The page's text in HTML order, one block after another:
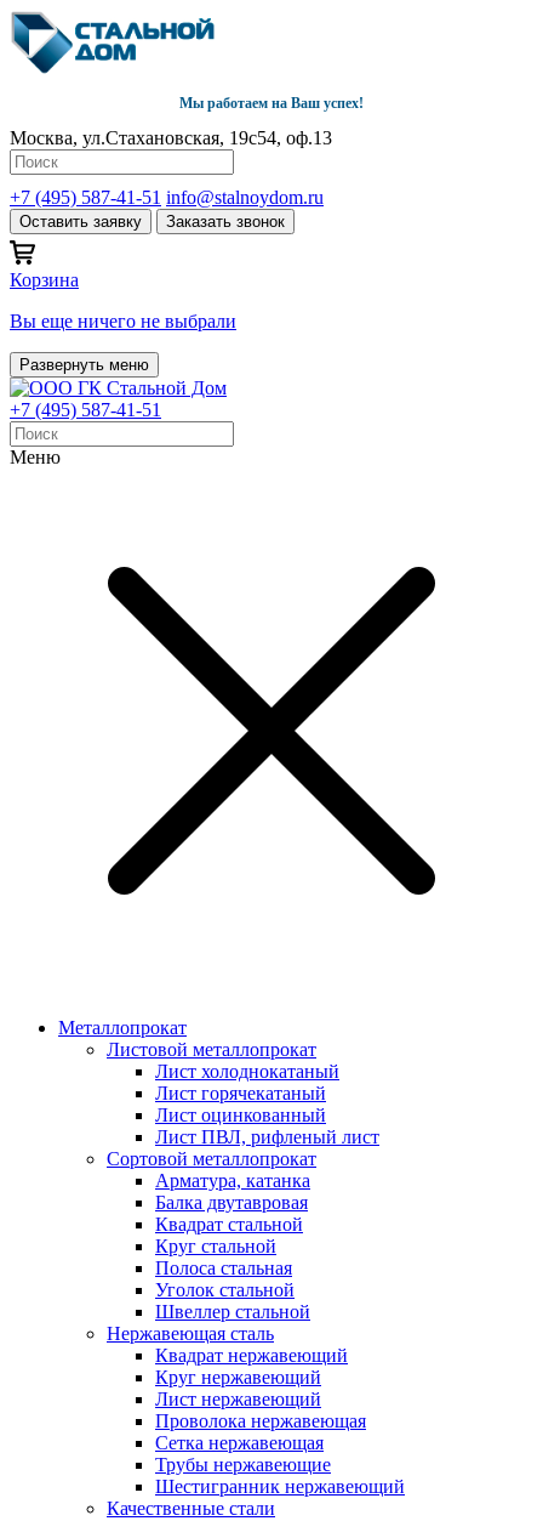
Мы работаем на Ваш успех!
Москва, ул.Стахановская, 19с54, оф.13
+7 (495) 587-41-51 info@stalnoydom.ru
Оставить заявку Заказать звонок
Корзина
Вы еще ничего не выбрали
Развернуть меню
+7 (495) 587-41-51
Меню
Металлопрокат
Листовой металлопрокат
Лист холоднокатаный
Лист горячекатаный
Лист оцинкованный
Лист ПВЛ, рифленый лист
Сортовой металлопрокат
Арматура, катанка
Балка двутавровая
Квадрат стальной
Круг стальной
Полоса стальная
Уголок стальной
Швеллер стальной
Нержавеющая сталь
Квадрат нержавеющий
Круг нержавеющий
Лист нержавеющий
Проволока нержавеющая
Сетка нержавеющая
Трубы нержавеющие
Шестигранник нержавеющий
Качественные стали